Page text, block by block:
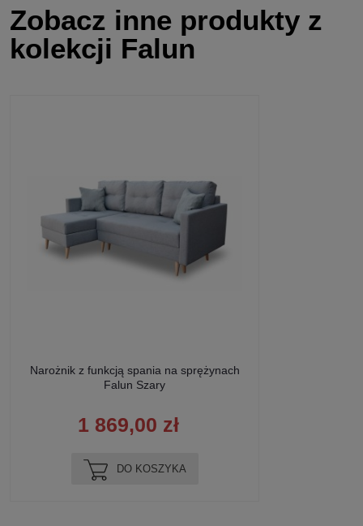
Zobacz inne produkty z
kolekcji Falun
Narożnik z funkcją spania na sprężynach
Falun Szary
1 869,00 zł
DO KOSZYKA